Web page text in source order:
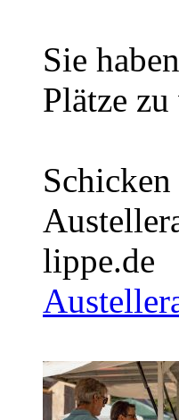
Sie
Plätze
lippe.de